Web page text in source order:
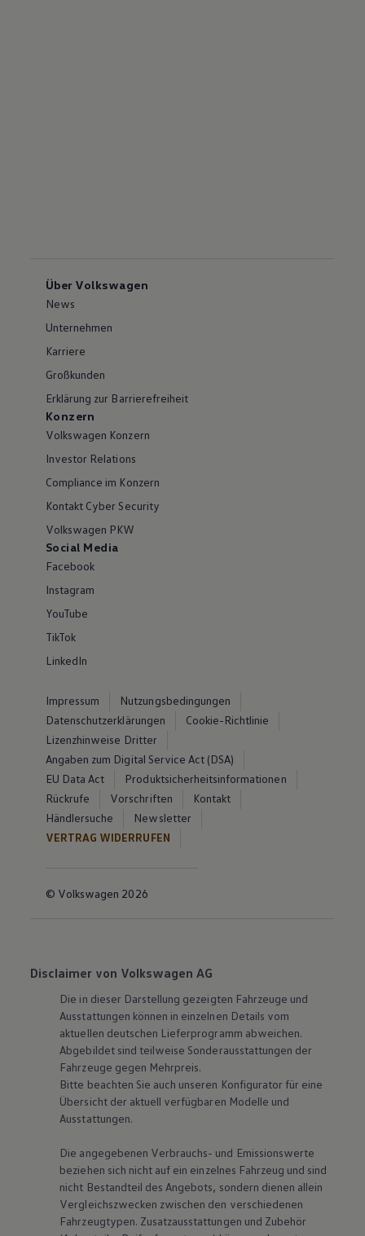
Über Volkswagen
News
Unternehmen
Karriere
Großkunden
Erklärung zur Barrierefreiheit
Konzern
Volkswagen Konzern
Investor Relations
Compliance im Konzern
Kontakt Cyber Security
Volkswagen PKW
Social Media
Facebook
Instagram
YouTube
TikTok
LinkedIn
Impressum
Nutzungsbedingungen
Datenschutzerklärungen
Cookie-Richtlinie
Lizenzhinweise Dritter
Angaben zum Digital Service Act (DSA)
EU Data Act
Produktsicherheitsinformationen
Rückrufe
Vorschriften
Kontakt
Händlersuche
Newsletter
VERTRAG WIDERRUFEN
© Volkswagen 2026
Disclaimer von Volkswagen AG
Die in dieser Darstellung gezeigten Fahrzeuge und
Ausstattungen können in einzelnen Details vom
aktuellen deutschen Lieferprogramm abweichen.
Abgebildet sind teilweise Sonderausstattungen der
Fahrzeuge gegen Mehrpreis.
Bitte beachten Sie auch unseren Konfigurator für eine
Übersicht der aktuell verfügbaren Modelle und
Ausstattungen.
Die angegebenen Verbrauchs- und Emissionswerte
beziehen sich nicht auf ein einzelnes Fahrzeug und sind
nicht Bestandteil des Angebots, sondern dienen allein
Vergleichszwecken zwischen den verschiedenen
Fahrzeugtypen. Zusatzausstattungen und Zubehör